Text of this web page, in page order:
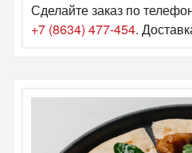
Сделайте заказ по
+7 (8634) 477-454.